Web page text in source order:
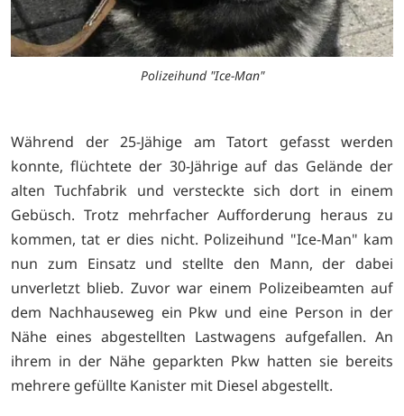
Polizeihund "Ice-Man"
Während der 25-Jähige am Tatort gefasst werden
konnte, flüchtete der 30-Jährige auf das Gelände der
alten Tuchfabrik und versteckte sich dort in einem
Gebüsch. Trotz mehrfacher Aufforderung heraus zu
kommen, tat er dies nicht. Polizeihund "Ice-Man" kam
nun zum Einsatz und stellte den Mann, der dabei
unverletzt blieb. Zuvor war einem Polizeibeamten auf
dem Nachhauseweg ein Pkw und eine Person in der
Nähe eines abgestellten Lastwagens aufgefallen. An
ihrem in der Nähe geparkten Pkw hatten sie bereits
mehrere gefüllte Kanister mit Diesel abgestellt.